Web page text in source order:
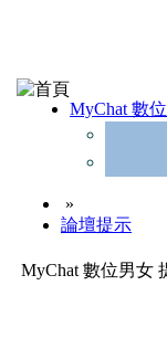
MyChat 數
»
論壇提示
MyChat 數位男女